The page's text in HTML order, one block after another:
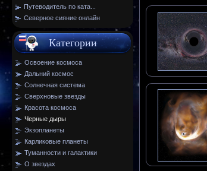
Путеводитель по ката...
Северное сияние онлайн
Категории
Освоение космоса
Дальний космос
Солнечная система
Сверхновые звезды
Красота космоса
Черные дыры
Экзопланеты
Карликовые планеты
Туманности и галактики
О звездах